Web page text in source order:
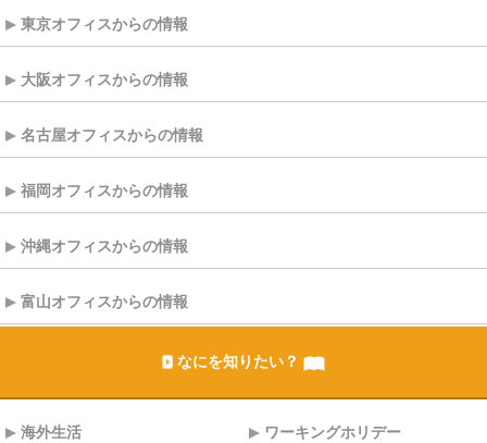
東京オフィスからの情報
大阪オフィスからの情報
名古屋オフィスからの情報
福岡オフィスからの情報
沖縄オフィスからの情報
富山オフィスからの情報
なにを知りたい？
海外生活 ワーキングホリデー